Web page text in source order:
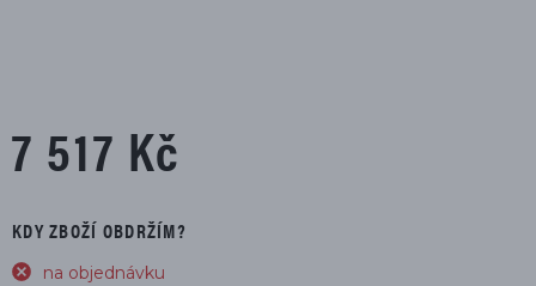
7 517 Kč
KDY ZBOŽÍ OBDRŽÍM?
na objednávku